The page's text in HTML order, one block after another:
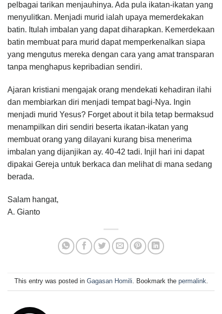
pelbagai tarikan menjauhinya. Ada pula ikatan-ikatan yang
menyulitkan. Menjadi murid ialah upaya memerdekakan
batin. Itulah imbalan yang dapat diharapkan. Kemerdekaan
batin membuat para murid dapat memperkenalkan siapa
yang mengutus mereka dengan cara yang amat transparan
tanpa menghapus kepribadian sendiri.
Ajaran kristiani mengajak orang mendekati kehadiran ilahi
dan membiarkan diri menjadi tempat bagi-Nya. Ingin
menjadi murid Yesus? Forget about it bila tetap bermaksud
menampilkan diri sendiri beserta ikatan-ikatan yang
membuat orang yang dilayani kurang bisa menerima
imbalan yang dijanjikan ay. 40-42 tadi. Injil hari ini dapat
dipakai Gereja untuk berkaca dan melihat di mana sedang
berada.
Salam hangat,
A. Gianto
This entry was posted in Gagasan Homili. Bookmark the permalink.